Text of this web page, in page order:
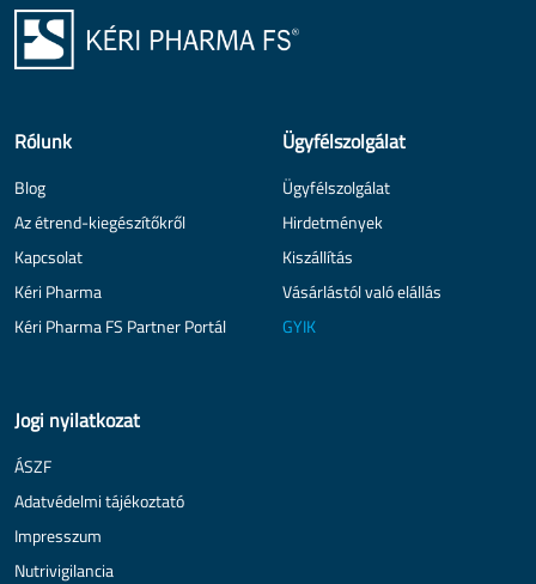
Rólunk
Blog
Az étrend-kiegészítőkről
Kapcsolat
Kéri Pharma
Kéri Pharma FS Partner Portál
Ügyfélszolgálat
Ügyfélszolgálat
Hirdetmények
Kiszállítás
Vásárlástól való elállás
GYIK
Jogi nyilatkozat
ÁSZF
Adatvédelmi tájékoztató
Impresszum
Nutrivigilancia